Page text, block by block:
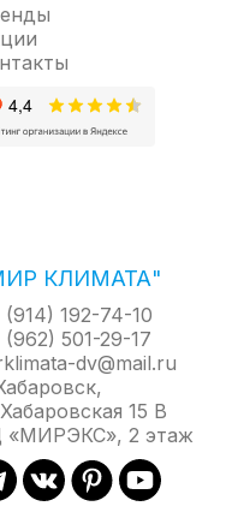
пульта
при помощи
управления по
6-ти
здоровый
ДУ позволяет
потока так,
комфортную
Вы (в месте
КЛИМАТА"
(914) 192-74-10
(962) 501-29-17
dv@mail.ru
15 В
«МИРЭКС», 2 этаж